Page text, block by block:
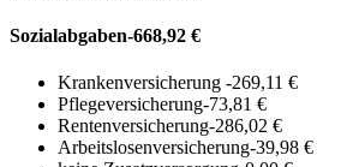
Sozialabgaben-668,92 €
Krankenversicherung -269,11 €
Pflegeversicherung-73,81 €
Rentenversicherung-286,02 €
Arbeitslosenversicherung-39,98 €